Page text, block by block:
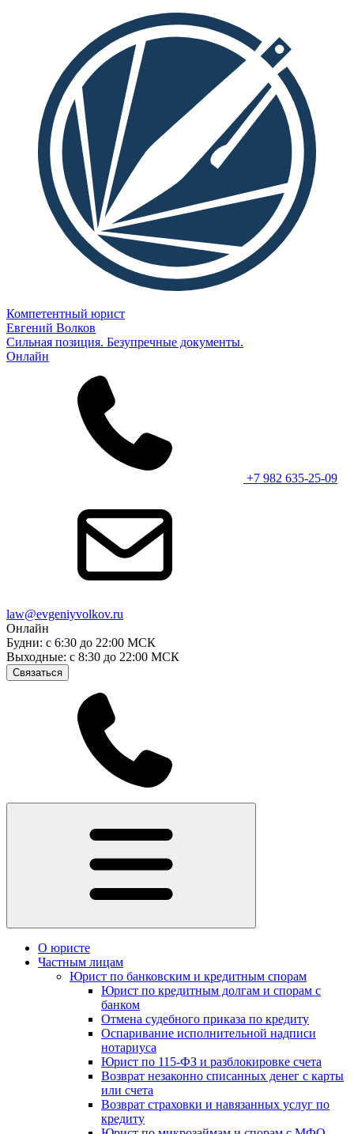
Компетентный юрист
Евгений Волков
Сильная позиция. Безупречные документы.
Онлайн
+7 982 635-25-09
law@evgeniyvolkov.ru
Онлайн
Будни: с 6:30 до 22:00 МСК
Выходные: с 8:30 до 22:00 МСК
Связаться
О юристе
Частным лицам
Юрист по банковским и кредитным спорам
Юрист по кредитным долгам и спорам с
банком
Отмена судебного приказа по кредиту
Оспаривание исполнительной надписи
нотариуса
Юрист по 115-ФЗ и разблокировке счета
Возврат незаконно списанных денег с карты
или счета
Возврат страховки и навязанных услуг по
кредиту